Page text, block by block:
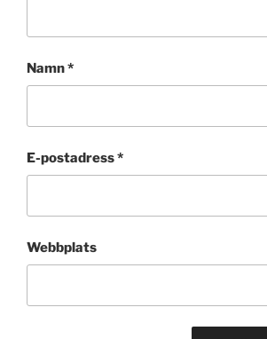
Namn*
E-postadress*
Webbplats